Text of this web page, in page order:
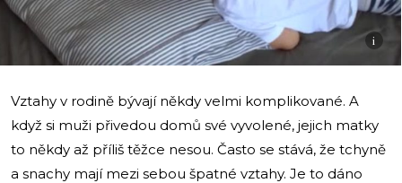
i
Vztahy v rodině bývají někdy velmi komplikované. A
když si muži přivedou domů své vyvolené, jejich matky
to někdy až příliš těžce nesou. Často se stává, že tchyně
a snachy mají mezi sebou špatné vztahy. Je to dáno